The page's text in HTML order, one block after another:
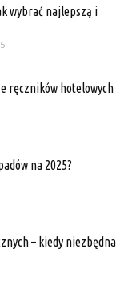
wybrać najlepszą i
ręczników hotelowych
na 2025?
– kiedy niezbędna